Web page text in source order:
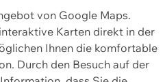
von Google Maps.
Karten direkt in der
Ihnen die komfortable
Durch den Besuch auf der